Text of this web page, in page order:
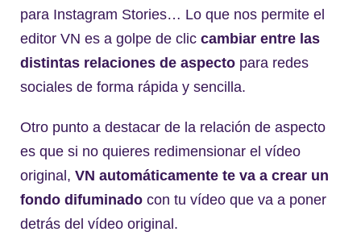
para Instagram Stories… Lo que nos permite el
editor VN es a golpe de clic cambiar entre las
distintas relaciones de aspecto para redes
sociales de forma rápida y sencilla.
Otro punto a destacar de la relación de aspecto
es que si no quieres redimensionar el vídeo
original, VN automáticamente te va a crear un
fondo difuminado con tu vídeo que va a poner
detrás del vídeo original.